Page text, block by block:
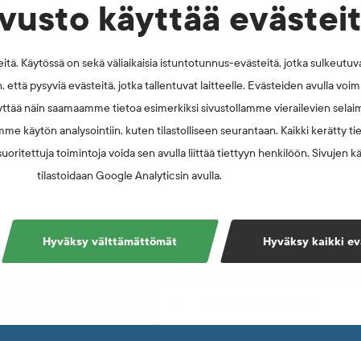
käyttää
Käytössä on sekä väliaikaisia istuntotunnus-evästeitä, jotka
että pysyviä evästeitä, jotka tallentuvat laitteelle. Evästeiden avulla
näin saamaamme tietoa esimerkiksi sivustollamme vierailevien
käytön analysointiin, kuten tilastolliseen seurantaan. Kaikki kerätty
toimintoja voida sen avulla liittää tiettyyn henkilöön. Sivujen
tilastoidaan Google Analyticsin avulla.
Hyväksy kaikki
Hyväksy välttämättömät